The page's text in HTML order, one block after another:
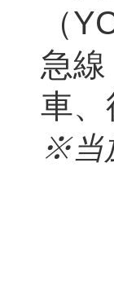
（
急
車、
※当